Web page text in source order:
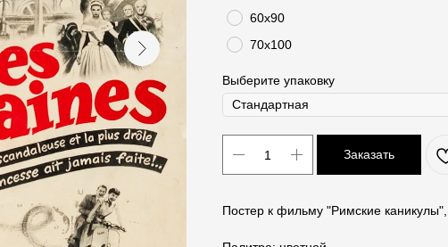
60х90
70х100
Выберите упаковку
Заказать
Постер к фильму "Римские